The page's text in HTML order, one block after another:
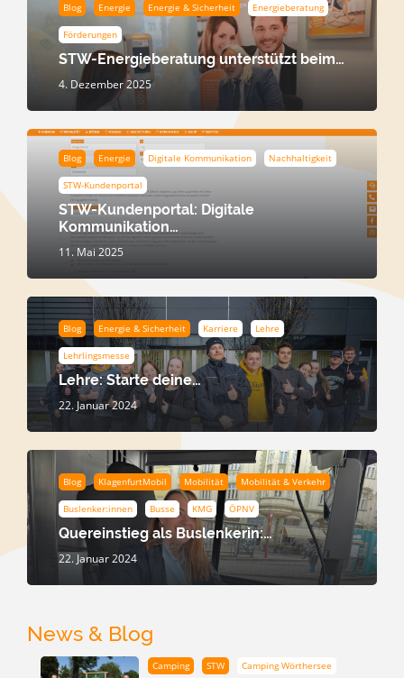
Blog Energie Energie & Sicherheit Energieberatung
Förderungen
STW-Energieberatung unterstützt beim…
4. Dezember 2025
Blog Energie Digitale Kommunikation Nachhaltigkeit
STW-Kundenportal
STW-Kundenportal: Digitale
Kommunikation…
11. Mai 2025
Blog Energie & Sicherheit Karriere Lehre
Lehrlingsmesse
Lehre: Starte deine…
22. Januar 2024
Blog KlagenfurtMobil Mobilität Mobilität & Verkehr
Buslenker:innen Busse KMG ÖPNV
Quereinstieg als Buslenkerin:…
22. Januar 2024
News & Blog
Camping STW Camping Wörthersee